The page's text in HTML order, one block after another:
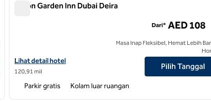
Hilton Garden Inn Dubai Deira
Lihat detail hotel untuk Hilton Garden Inn Dubai Deira
Lihat detail hotel
120,91 mil
Dari* AED 108
Masa Inap Fleksibel, Hemat Lebih
Pilih Tanggal
Parkir gratis Kolam luar ruangan